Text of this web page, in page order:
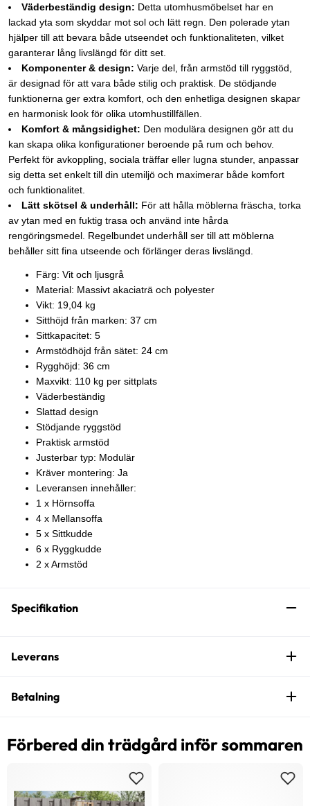
Väderbeständig design: Detta utomhusmöbelset har en
lackad yta som skyddar mot sol och lätt regn. Den polerade ytan
hjälper till att bevara både utseendet och funktionaliteten, vilket
garanterar lång livslängd för ditt set.
Komponenter & design: Varje del, från armstöd till ryggstöd,
är designad för att vara både stilig och praktisk. De stödjande
funktionerna ger extra komfort, och den enhetliga designen skapar
en harmonisk look för olika utomhustillfällen.
Komfort & mångsidighet: Den modulära designen gör att du
kan skapa olika konfigurationer beroende på rum och behov.
Perfekt för avkoppling, sociala träffar eller lugna stunder, anpassar
sig detta set enkelt till din utemiljö och maximerar både komfort
och funktionalitet.
Lätt skötsel & underhåll: För att hålla möblerna fräscha, torka
av ytan med en fuktig trasa och använd inte hårda
rengöringsmedel. Regelbundet underhåll ser till att möblerna
behåller sitt fina utseende och förlänger deras livslängd.
Färg: Vit och ljusgrå
Material: Massivt akaciaträ och polyester
Vikt: 19,04 kg
Sitthöjd från marken: 37 cm
Sittkapacitet: 5
Armstödhöjd från sätet: 24 cm
Rygghöjd: 36 cm
Maxvikt: 110 kg per sittplats
Väderbeständig
Slattad design
Stödjande ryggstöd
Praktisk armstöd
Justerbar typ: Modulär
Kräver montering: Ja
Leveransen innehåller:
1 x Hörnsoffa
4 x Mellansoffa
5 x Sittkudde
6 x Ryggkudde
2 x Armstöd
Specifikation
Leverans
Betalning
Förbered din trädgård inför sommaren